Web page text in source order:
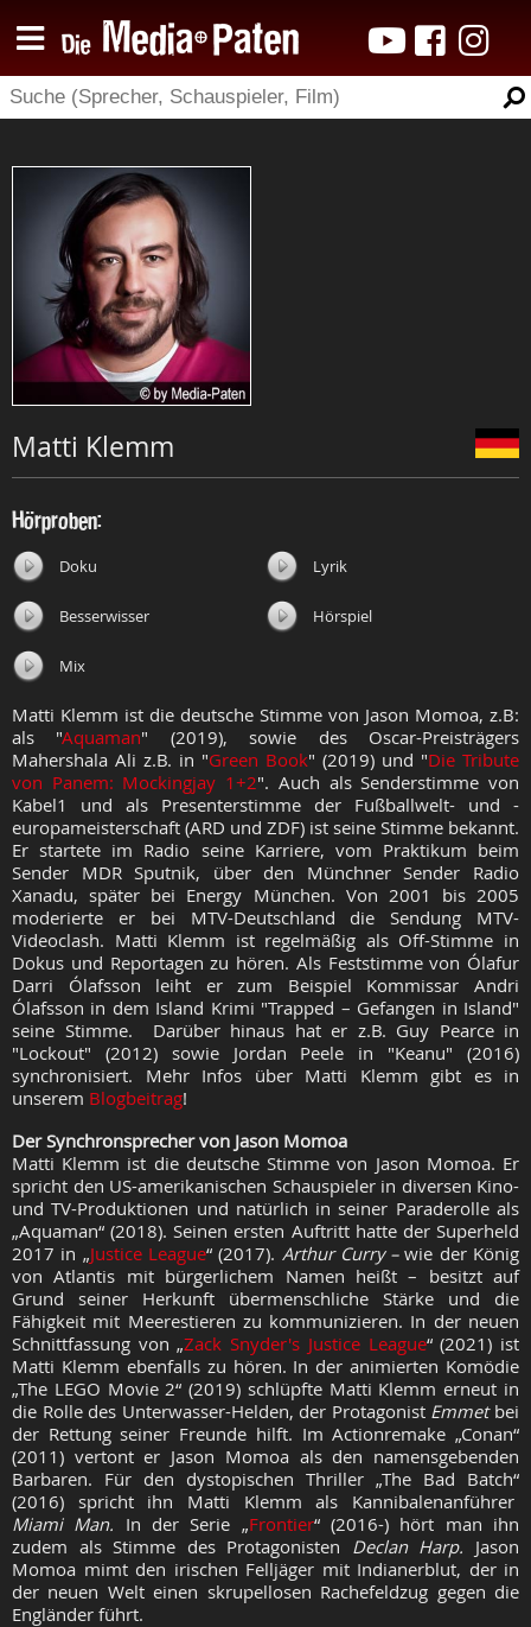
Matti Klemm
Hörproben:
Doku Lyrik
Besserwisser Hörspiel
Mix
Matti Klemm ist die deutsche Stimme von Jason Momoa, z.B:
als "Aquaman" (2019), sowie des Oscar-Preisträgers
Mahershala Ali z.B. in "Green Book" (2019) und "Die Tribute
von Panem: Mockingjay 1+2". Auch als Senderstimme von
Kabel1 und als Presenterstimme der Fußballwelt- und -
europameisterschaft (ARD und ZDF) ist seine Stimme bekannt.
Er startete im Radio seine Karriere, vom Praktikum beim
Sender MDR Sputnik, über den Münchner Sender Radio
Xanadu, später bei Energy München. Von 2001 bis 2005
moderierte er bei MTV-Deutschland die Sendung MTV-
Videoclash. Matti Klemm ist regelmäßig als Off-Stimme in
Dokus und Reportagen zu hören. Als Feststimme von Ólafur
Darri Ólafsson leiht er zum Beispiel Kommissar Andri
Ólafsson in dem Island Krimi "Trapped – Gefangen in Island"
seine Stimme. Darüber hinaus hat er z.B. Guy Pearce in
"Lockout" (2012) sowie Jordan Peele in "Keanu" (2016)
synchronisiert. Mehr Infos über Matti Klemm gibt es in
unserem Blogbeitrag!
Der Synchronsprecher von Jason Momoa
Matti Klemm ist die deutsche Stimme von Jason Momoa. Er
spricht den US-amerikanischen Schauspieler in diversen Kino-
und TV-Produktionen und natürlich in seiner Paraderolle als
„Aquaman“ (2018). Seinen ersten Auftritt hatte der Superheld
2017 in „Justice League“ (2017). Arthur Curry –wie der König
von Atlantis mit bürgerlichem Namen heißt – besitzt auf
Grund seiner Herkunft übermenschliche Stärke und die
Fähigkeit mit Meerestieren zu kommunizieren. In der neuen
Schnittfassung von „Zack Snyder's Justice League“ (2021) ist
Matti Klemm ebenfalls zu hören. In der animierten Komödie
„The LEGO Movie 2“ (2019) schlüpfte Matti Klemm erneut in
die Rolle des Unterwasser-Helden, der Protagonist Emmetbei
der Rettung seiner Freunde hilft. Im Actionremake „Conan“
(2011) vertont er Jason Momoa als den namensgebenden
Barbaren. Für den dystopischen Thriller „The Bad Batch“
(2016) spricht ihn Matti Klemm als Kannibalenanführer
Miami Man. In der Serie „Frontier“ (2016-) hört man ihn
zudem als Stimme des Protagonisten Declan Harp. Jason
Momoa mimt den irischen Felljäger mit Indianerblut, der in
der neuen Welt einen skrupellosen Rachefeldzug gegen die
Engländer führt.